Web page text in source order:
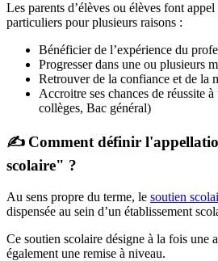
Les parents d’élèves ou élèves font appel
particuliers pour plusieurs raisons :
Bénéficier de l’expérience du
Progresser dans une ou plusieurs
Retrouver de la confiance et de la
Accroitre ses chances de réussite
collèges, Bac général)
✍ Comment définir
scolaire" ?
Au sens propre du terme, le soutien
dispensée au sein d’un établissement
Ce soutien scolaire désigne à la fois une
également une remise à niveau.